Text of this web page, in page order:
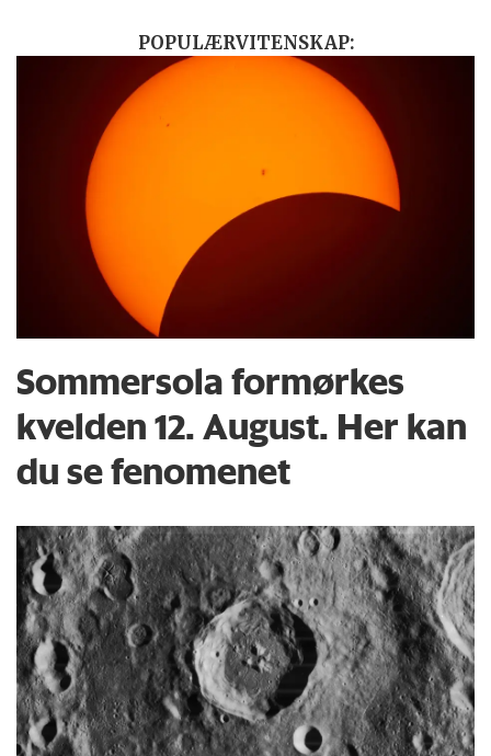
POPULÆRVITENSKAP:
Sommersola formørkes
kvelden 12. August. Her kan
du se fenomenet